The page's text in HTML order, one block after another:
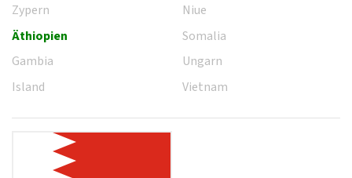
Zypern
Äthiopien
Gambia
Island
Niue
Somalia
Ungarn
Vietnam